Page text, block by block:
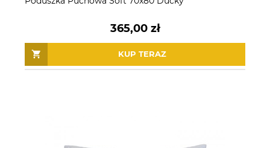
365,00 zł
KUP TERAZ